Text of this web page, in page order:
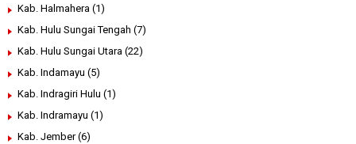
Kab. Halmahera (1)
Kab. Hulu Sungai Tengah (7)
Kab. Hulu Sungai Utara (22)
Kab. Indamayu (5)
Kab. Indragiri Hulu (1)
Kab. Indramayu (1)
Kab. Jember (6)